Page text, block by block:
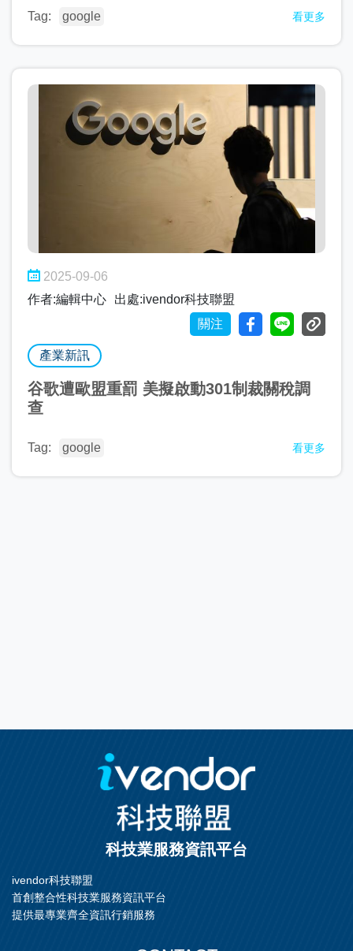
Tag: google 看更多
2025-09-06
作者:編輯中心
出處:ivendor科技聯盟
關注
產業新訊
谷歌遭歐盟重罰 美擬啟動301制裁關稅調
查
Tag: google 看更多
科技業服務資訊平台
ivendor科技聯盟
首創整合性科技業服務資訊平台
提供最專業齊全資訊行銷服務